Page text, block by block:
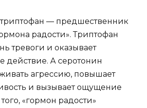
— предшественник
радости». Триптофан
тревоги и оказывает
действие. А серотонин
агрессию, повышает
и вызывает ощущение
«гормон радости»